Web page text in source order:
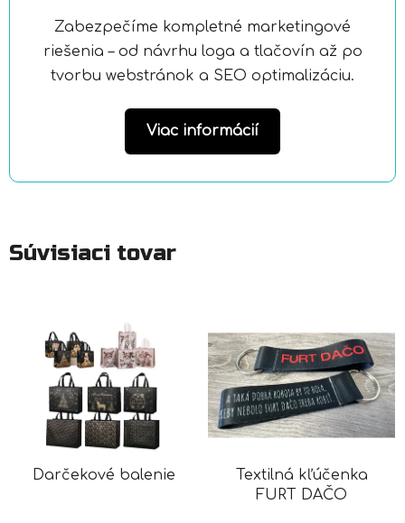
Zabezpečíme kompletné marketingové
riešenia – od návrhu loga a tlačovín až po
tvorbu webstránok a SEO optimalizáciu.
Viac informácií
Súvisiaci tovar
Darčekové balenie
Textilná kľúčenka
FURT DAČO